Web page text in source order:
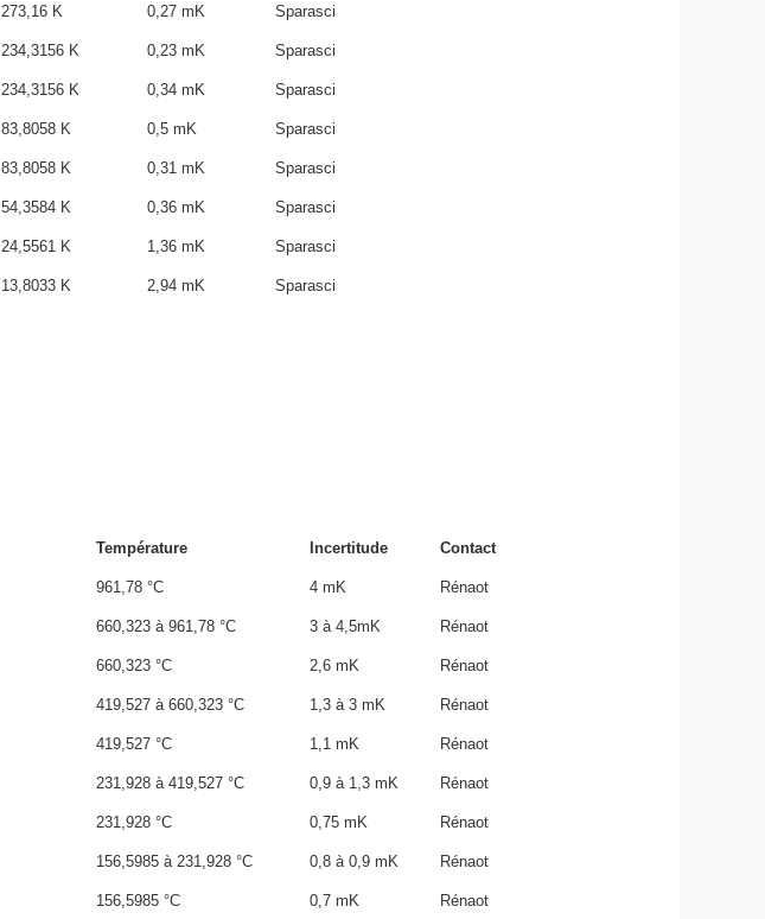
273,16 K 0,27 mK Sparasci
234,3156 K 0,23 mK Sparasci
234,3156 K 0,34 mK Sparasci
83,8058 K 0,5 mK Sparasci
83,8058 K 0,31 mK Sparasci
54,3584 K 0,36 mK Sparasci
24,5561 K 1,36 mK Sparasci
13,8033 K 2,94 mK Sparasci
Température Incertitude Contact
961,78 °C 4 mK Rénaot
660,323 à 961,78 °C 3 à 4,5mK Rénaot
660,323 °C 2,6 mK Rénaot
419,527 à 660,323 °C 1,3 à 3 mK Rénaot
419,527 °C 1,1 mK Rénaot
231,928 à 419,527 °C 0,9 à 1,3 mK Rénaot
231,928 °C 0,75 mK Rénaot
156,5985 à 231,928 °C 0,8 à 0,9 mK Rénaot
156,5985 °C 0,7 mK Rénaot